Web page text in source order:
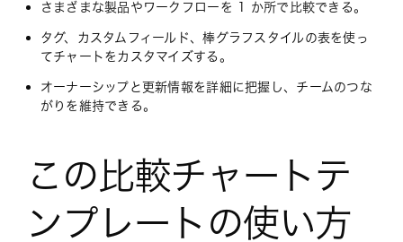
さまざまな製品やワークフローを 1 か所で比較できる。
タグ、カスタムフィールド、棒グラフスタイルの表を使っ
てチャートをカスタマイズする。
オーナーシップと更新情報を詳細に把握し、チームのつな
がりを維持できる。
この比較チャートテ
ンプレートの使い方